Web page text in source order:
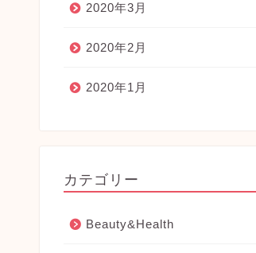
2020年3月
2020年2月
2020年1月
カテゴリー
Beauty&Health